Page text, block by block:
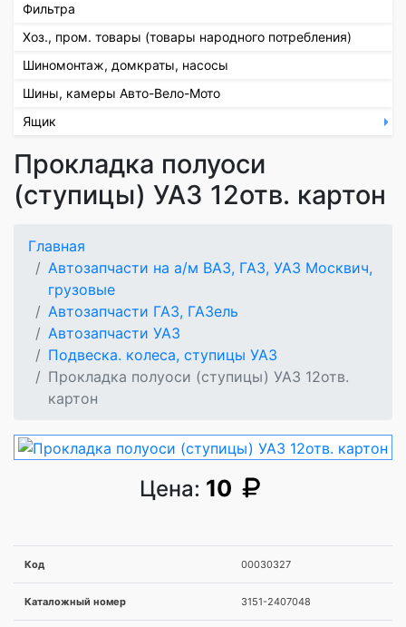
Фильтра
Хоз., пром. товары (товары народного потребления)
Шиномонтаж, домкраты, насосы
Шины, камеры Авто-Вело-Мото
Ящик
Прокладка полуоси
(ступицы) УАЗ 12отв. картон
Главная
Автозапчасти на а/м ВАЗ, ГАЗ, УАЗ Москвич,
грузовые
Автозапчасти ГАЗ, ГАЗель
Автозапчасти УАЗ
Подвеска. колеса, ступицы УАЗ
Прокладка полуоси (ступицы) УАЗ 12отв.
картон
Цена: 10
Код 00030327
Каталожный номер 3151-2407048